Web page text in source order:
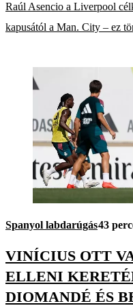
Raúl Asencio a Liverpool
kapusától a Man. City – ez
Spanyol labdarúgás43
VINÍCIUS OTT
ELLENI
DIOMANDÉ ÉS